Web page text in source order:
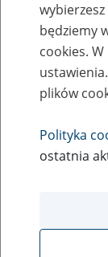
Zaproś
eZUS w
Rodzaj
Szkolenia
obsługa klientów
będziemy
cookies.
plików
Polityka
ostatnia